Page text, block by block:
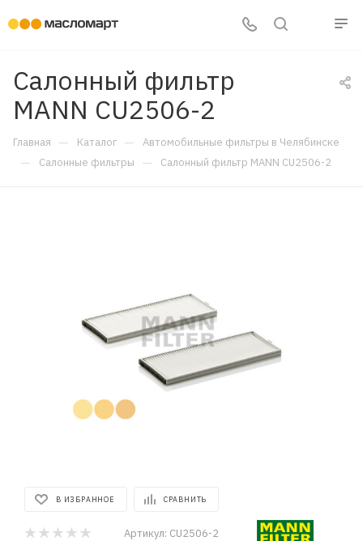
Салонный фильтр
MANN CU2506-2
Главная — Каталог — Автомобильные фильтры в Челябинске
— Салонные фильтры — Салонный фильтр MANN CU2506-2
В ИЗБРАННОЕ СРАВНИТЬ
Артикул: CU2506-2